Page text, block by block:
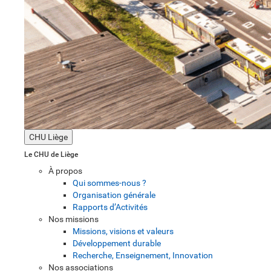
CHU Liège
Le CHU de Liège
À propos
Qui sommes-nous ?
Organisation générale
Rapports d’Activités
Nos missions
Missions, visions et valeurs
Développement durable
Recherche, Enseignement, Innovation
Nos associations